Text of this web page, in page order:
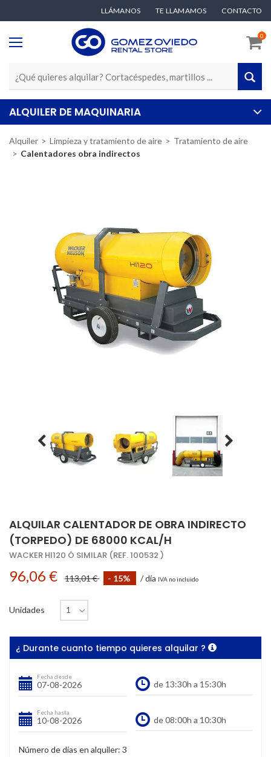
LLÁMANOS TE LLAMAMOS CONTACTO
0
ALQUILER DE MAQUINARIA
Alquiler Limpieza y tratamiento de aire
Tratamiento de aire
Calentadores obra indirectos
ALQUILAR CALENTADOR DE OBRA INDIRECTO
(TORPEDO) DE 68000 KCAL/H
WACKER HI120 Ó SIMILAR (REF. 100532 )
96,06 € 113,01 € - 15% / día IVA no incluido
Unidades
¿ Durante cuanto tiempo quieres alquilar ?
Fecha desde
Fecha hasta
Número de días en alquiler: 3